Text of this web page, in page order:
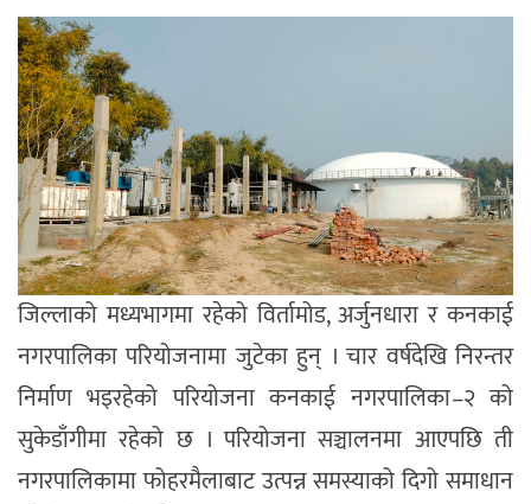
जिल्लाको मध्यभागमा रहेको विर्तामोड, अर्जुनधारा र कनकाई
नगरपालिका परियोजनामा जुटेका हुन् । चार वर्षदेखि निरन्तर
निर्माण भइरहेको परियोजना कनकाई नगरपालिका–२ को
सुकेडाँगीमा रहेको छ । परियोजना सञ्चालनमा आएपछि ती
नगरपालिकामा फोहरमैलाबाट उत्पन्न समस्याको दिगो समाधान